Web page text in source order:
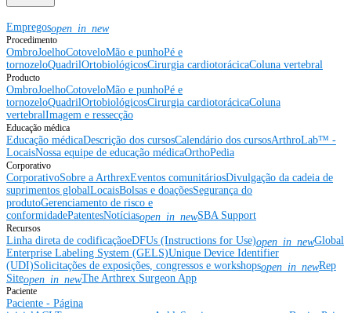
Empregosopen_in_new
Procedimento
OmbroJoelhoCotoveloMão e punhoPé e
tornozeloQuadrilOrtobiológicosCirurgia cardiotorácicaColuna vertebral
Producto
OmbroJoelhoCotoveloMão e punhoPé e
tornozeloQuadrilOrtobiológicosCirurgia cardiotorácicaColuna
vertebralImagem e ressecção
Educação médica
Educação médicaDescrição dos cursosCalendário dos cursosArthroLab™ -
LocaisNossa equipe de educação médicaOrthoPedia
Corporativo
CorporativoSobre a ArthrexEventos comunitáriosDivulgação da cadeia de
suprimentos globalLocaisBolsas e doaçõesSegurança do
produtoGerenciamento de risco e
conformidadePatentesNotíciasopen_in_newSBA Support
Recursos
Linha direta de codificaçãoeDFUs (Instructions for Use)open_in_newGlobal
Enterprise Labeling System (GELS)Unique Device Identifier
(UDI)Solicitações de exposições, congressos e workshopsopen_in_newRep
Siteopen_in_newThe Arthrex Surgeon App
Paciente
Paciente - Página